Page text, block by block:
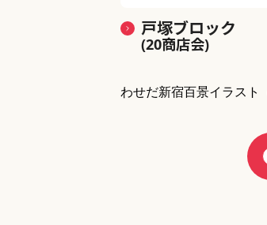
戸塚ブロック
(20商店会)
わせだ新宿百景イラスト